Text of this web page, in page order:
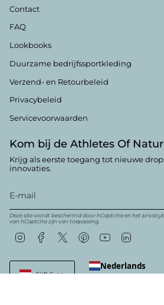
Contact
FAQ
Lookbooks
Duurzame bedrijfssportkleding
Verzend- en Retourbeleid
Privacybeleid
Servicevoorwaarden
Kom bij de Athletes Of
Krijg als eerste toegang tot nieuwe
innovaties.
Deze site wordt beschermd door hCaptcha en het
van hCaptcha zijn van toepassing.
InstagramFacebook
Twitter PinterestYouTube
Valuta
EUR €
Nederlands